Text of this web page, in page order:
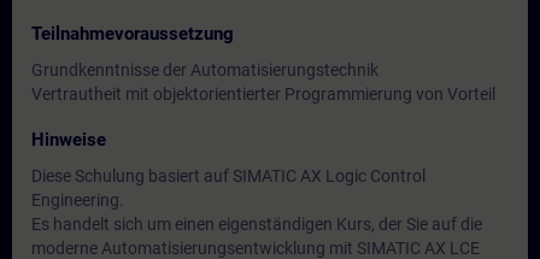
Teilnahmevoraussetzung
Grundkenntnisse der Automatisierungstechnik
Vertrautheit mit objektorientierter Programmierung von Vorteil
Hinweise
Diese Schulung basiert auf SIMATIC AX Logic Control
Engineering.
Es handelt sich um einen eigenständigen Kurs, der Sie auf die
moderne Automatisierungsentwicklung mit SIMATIC AX LCE